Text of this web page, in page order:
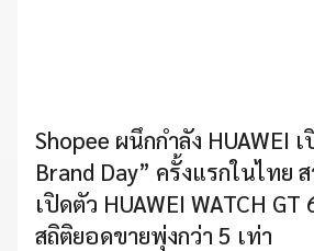
Shopee ผนึกกำลัง HUAWEI
Brand Day” ครั้งแรกในไทย
เปิดตัว HUAWEI WATCH
สถิติยอดขายพุ่งกว่า 5 เท่า